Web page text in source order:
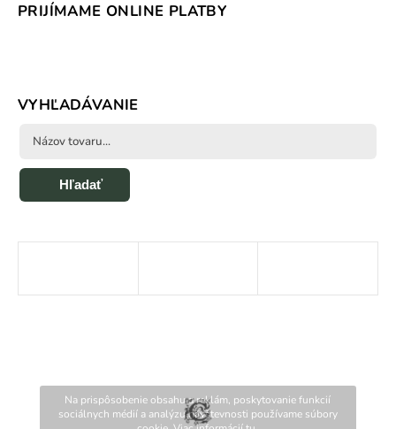
Na prispôsobenie obsahu a reklám, poskytovanie funkcií
sociálnych médií a analýzu návštevnosti používame súbory
PRIJÍMAME ONLINE PLATBY
VYHĽADÁVANIE
Hľadať